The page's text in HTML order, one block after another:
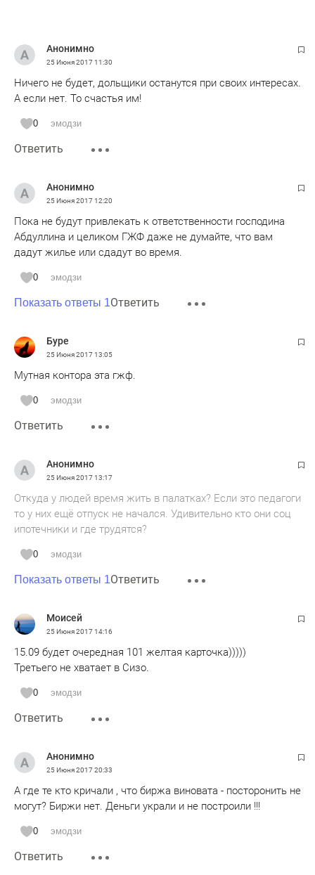
Анонимно
25 Июня 201711:30
Ничего не будет, дольщики останутся при своих интересах.
А если нет. То счастья им!
0 эмодзи
Ответить
Анонимно
25 Июня 201712:20
Пока не будут привлекать к ответственности господина
Абдуллина и целиком ГЖФ даже не думайте, что вам
дадут жилье или сдадут во время.
0 эмодзи
Показать ответы 1Ответить
Буре
25 Июня 201713:05
Мутная контора эта гжф.
0 эмодзи
Ответить
Анонимно
25 Июня 201713:17
Откуда у людей время жить в палатках? Если это педагоги
то у них ещё отпуск не начался. Удивительно кто они соц
ипотечники и где трудятся?
0 эмодзи
Показать ответы 1Ответить
Моисей
25 Июня 201714:16
15.09 будет очередная 101 желтая карточка)))))
Третьего не хватает в Сизо.
0 эмодзи
Ответить
Анонимно
25 Июня 201720:33
А где те кто кричали , что биржа виновата - посторонить не
могут? Биржи нет. Деньги украли и не построили !!!
0 эмодзи
Ответить